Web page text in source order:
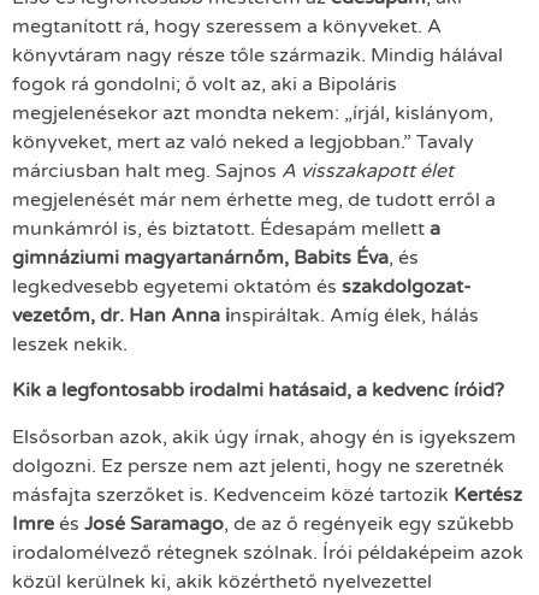
megtanított rá, hogy szeressem a könyveket. A
könyvtáram nagy része tőle származik. Mindig hálával
fogok rá gondolni; ő volt az, aki a Bipoláris
megjelenésekor azt mondta nekem: „írjál, kislányom,
könyveket, mert az való neked a legjobban.” Tavaly
márciusban halt meg. Sajnos A visszakapott élet
megjelenését már nem érhette meg, de tudott erről a
munkámról is, és biztatott. Édesapám mellett a
gimnáziumi magyartanárnőm, Babits Éva, és
legkedvesebb egyetemi oktatóm és szakdolgozat-
vezetőm, dr. Han Anna inspiráltak. Amíg élek, hálás
leszek nekik.
Kik a legfontosabb irodalmi hatásaid, a kedvenc íróid?
Elsősorban azok, akik úgy írnak, ahogy én is igyekszem
dolgozni. Ez persze nem azt jelenti, hogy ne szeretnék
másfajta szerzőket is. Kedvenceim közé tartozik Kertész
Imre és José Saramago, de az ő regényeik egy szűkebb
irodalomélvező rétegnek szólnak. Írói példaképeim azok
közül kerülnek ki, akik közérthető nyelvezettel